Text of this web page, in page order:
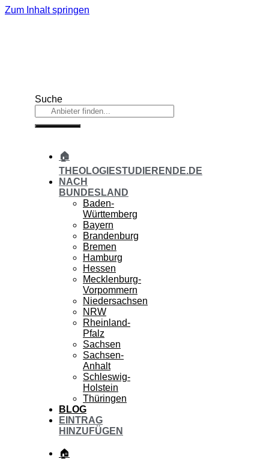
Zum Inhalt springen
Suche
🏠
THEOLOGIESTUDIERENDE.DE
NACH
BUNDESLAND
Baden-
Württemberg
Bayern
Brandenburg
Bremen
Hamburg
Hessen
Mecklenburg-
Vorpommern
Niedersachsen
NRW
Rheinland-
Pfalz
Sachsen
Sachsen-
Anhalt
Schleswig-
Holstein
Thüringen
BLOG
EINTRAG
HINZUFÜGEN
🏠